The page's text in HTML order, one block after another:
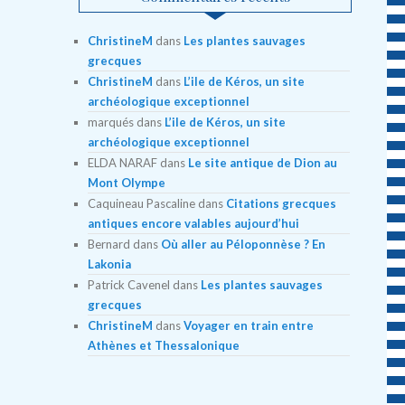
ChristineM dans Les plantes sauvages
grecques
ChristineM dans L’ile de Kéros, un site
archéologique exceptionnel
marquésdans L’ile de Kéros, un site
archéologique exceptionnel
ELDA NARAFdans Le site antique de Dion au
Mont Olympe
Caquineau Pascalinedans Citations grecques
antiques encore valables aujourd’hui
Bernard dans Où aller au Péloponnèse ? En
Lakonia
Patrick Cavenel dans Les plantes sauvages
grecques
ChristineM dansVoyager en train entre
Athènes et Thessalonique